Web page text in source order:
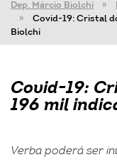
Dep. Márcio Biolchi
Covid-19: Cristal
Biolchi
Covid-19:
196 mil
Verba poderá ser